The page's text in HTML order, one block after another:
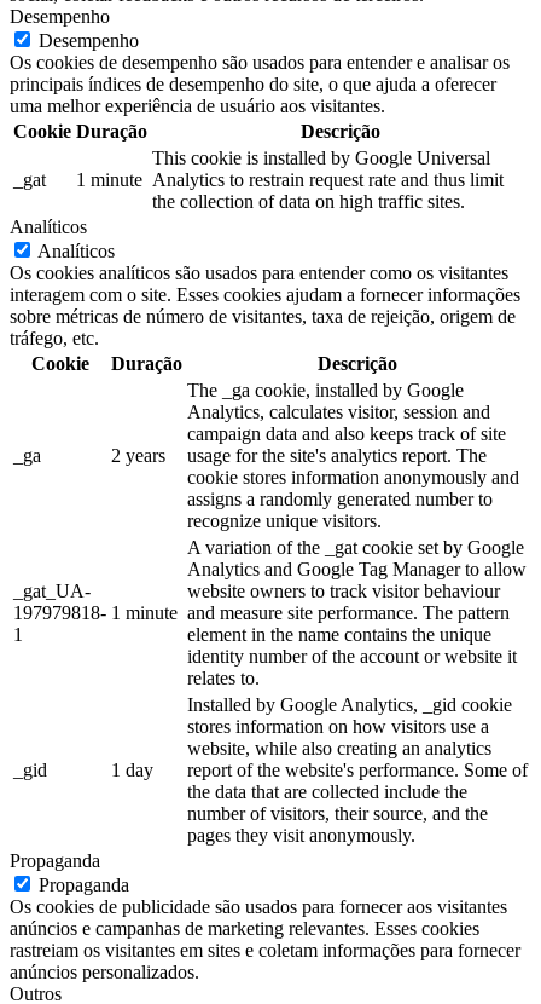
Desempenho
Desempenho
Os cookies de desempenho são usados ​​para entender e analisar os
principais índices de desempenho do site, o que ajuda a oferecer
uma melhor experiência de usuário aos visitantes.
Cookie Duração Descrição
_gat 1 minute
This cookie is installed by Google Universal
Analytics to restrain request rate and thus limit
the collection of data on high traffic sites.
Analíticos
Analíticos
Os cookies analíticos são usados ​​para entender como os visitantes
interagem com o site. Esses cookies ajudam a fornecer informações
sobre métricas de número de visitantes, taxa de rejeição, origem de
tráfego, etc.
Cookie
Duração Descrição
_ga 2 years
The _ga cookie, installed by Google
Analytics, calculates visitor, session and
campaign data and also keeps track of site
usage for the site's analytics report. The
cookie stores information anonymously and
assigns a randomly generated number to
recognize unique visitors.
_gat_UA-
197979818-
1
1 minute
A variation of the _gat cookie set by Google
Analytics and Google Tag Manager to allow
website owners to track visitor behaviour
and measure site performance. The pattern
element in the name contains the unique
identity number of the account or website it
relates to.
_gid 1 day
Installed by Google Analytics, _gid cookie
stores information on how visitors use a
website, while also creating an analytics
report of the website's performance. Some of
the data that are collected include the
number of visitors, their source, and the
pages they visit anonymously.
Propaganda
Propaganda
Os cookies de publicidade são usados ​​para fornecer aos visitantes
anúncios e campanhas de marketing relevantes. Esses cookies
rastreiam os visitantes em sites e coletam informações para fornecer
anúncios personalizados.
Outros